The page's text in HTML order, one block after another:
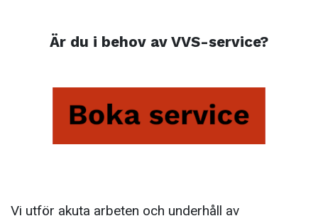
Är du i behov av VVS-service?
Vi utför akuta arbeten och underhåll av